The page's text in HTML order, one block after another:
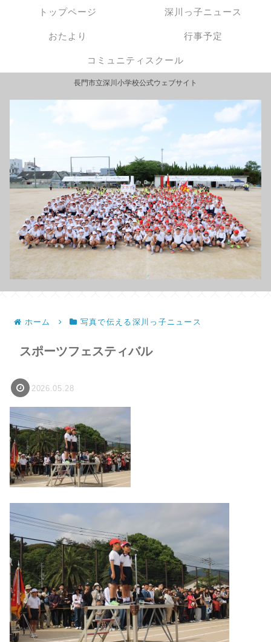
長門市立深川小学校公式ウェブサイト
トップページ 深川っ子ニュース
おたより 行事予定
コミュニティスクール
ホーム 写真で伝える深川っ子ニュース
スポーツフェスティバル
2026.05.28